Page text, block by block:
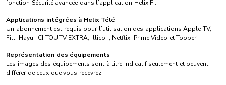
fonction Sécurité avancée dans l’application Helix Fi.
Applications intégrées à Helix Télé
Un abonnement est requis pour l’utilisation des applications Apple TV,
Fitt, Hayu, ICI TOU.TV EXTRA, illico+, Netflix, Prime Video et Toober.
Représentation des équipements
Les images des équipements sont à titre indicatif seulement et peuvent
différer de ceux que vous recevrez.